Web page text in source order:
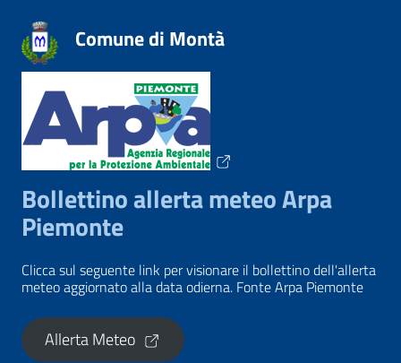
Comune di Montà
Bollettino allerta meteo Arpa
Piemonte
Clicca sul seguente link per visionare il bollettino dell'allerta
meteo aggiornato alla data odierna. Fonte Arpa Piemonte
Allerta Meteo